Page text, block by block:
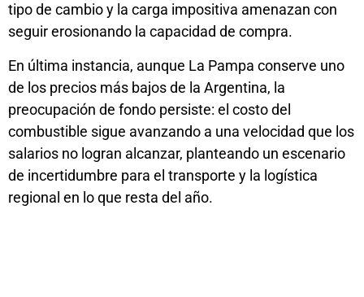
tipo de cambio y la carga impositiva amenazan con
seguir erosionando la capacidad de compra.
En última instancia, aunque La Pampa conserve uno
de los precios más bajos de la Argentina, la
preocupación de fondo persiste: el costo del
combustible sigue avanzando a una velocidad que los
salarios no logran alcanzar, planteando un escenario
de incertidumbre para el transporte y la logística
regional en lo que resta del año.